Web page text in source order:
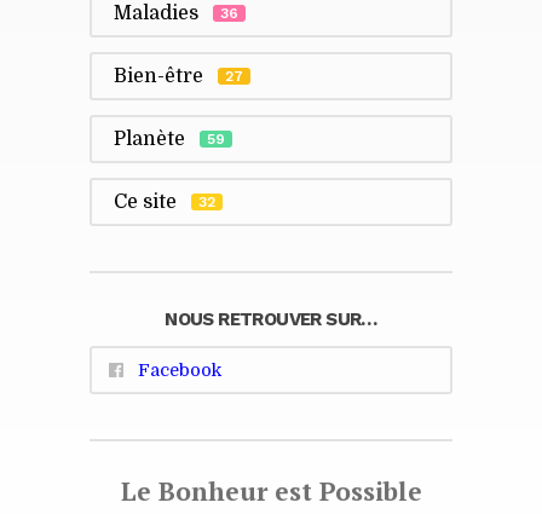
Maladies 36
Bien-être 27
Planète 59
Ce site 32
NOUS RETROUVER SUR…
Facebook
Le Bonheur est Possible